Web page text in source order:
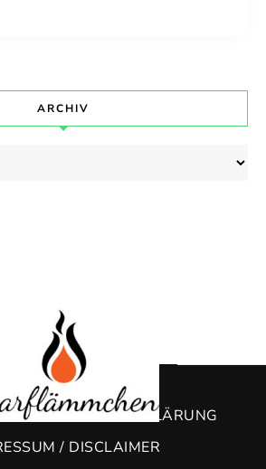
ARCHIV
DATENSCHUTZERKLÄRUNG
/ DISCLAIMER